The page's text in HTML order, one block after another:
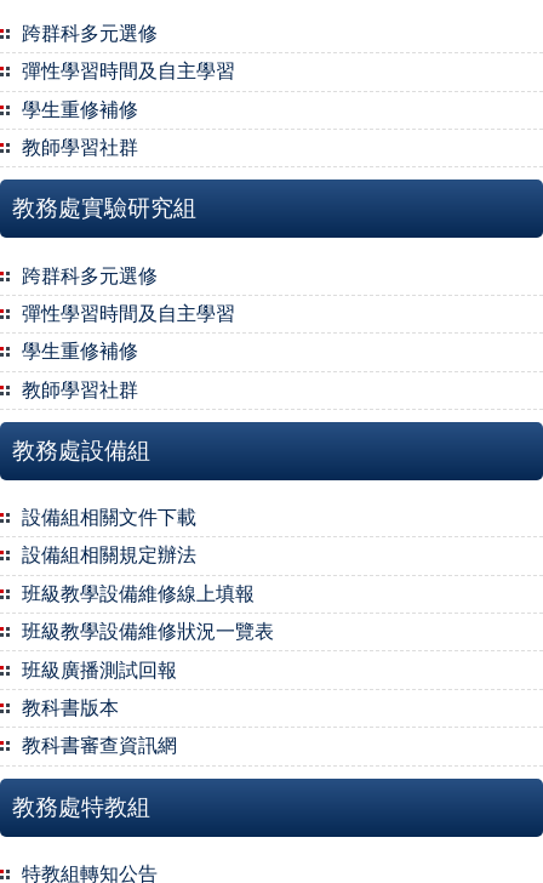
跨群科多元選修
彈性學習時間及自主學習
學生重修補修
教師學習社群
教務處實驗研究組
跨群科多元選修
彈性學習時間及自主學習
學生重修補修
教師學習社群
教務處設備組
設備組相關文件下載
設備組相關規定辦法
班級教學設備維修線上填報
班級教學設備維修狀況一覽表
班級廣播測試回報
教科書版本
教科書審查資訊網
教務處特教組
特教組轉知公告